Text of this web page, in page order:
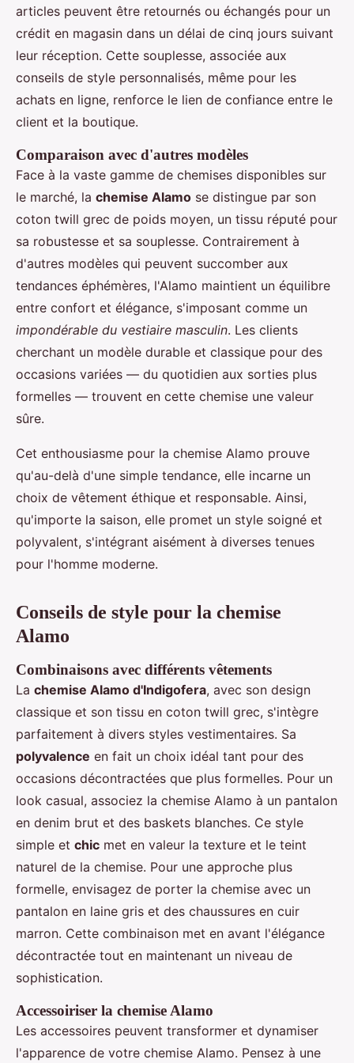
articles peuvent être retournés ou échangés pour un
crédit en magasin dans un délai de cinq jours suivant
leur réception. Cette souplesse, associée aux
conseils de style personnalisés, même pour les
achats en ligne, renforce le lien de confiance entre le
client et la boutique.
Comparaison avec d'autres modèles
Face à la vaste gamme de chemises disponibles sur
le marché, la chemise Alamo se distingue par son
coton twill grec de poids moyen, un tissu réputé pour
sa robustesse et sa souplesse. Contrairement à
d'autres modèles qui peuvent succomber aux
tendances éphémères, l'Alamo maintient un équilibre
entre confort et élégance, s'imposant comme un
impondérable du vestiaire masculin. Les clients
cherchant un modèle durable et classique pour des
occasions variées — du quotidien aux sorties plus
formelles — trouvent en cette chemise une valeur
sûre.
Cet enthousiasme pour la chemise Alamo prouve
qu'au-delà d'une simple tendance, elle incarne un
choix de vêtement éthique et responsable. Ainsi,
qu'importe la saison, elle promet un style soigné et
polyvalent, s'intégrant aisément à diverses tenues
pour l'homme moderne.
Conseils de style pour la chemise
Alamo
Combinaisons avec différents vêtements
La chemise Alamo d'Indigofera, avec son design
classique et son tissu en coton twill grec, s'intègre
parfaitement à divers styles vestimentaires. Sa
polyvalence en fait un choix idéal tant pour des
occasions décontractées que plus formelles. Pour un
look casual, associez la chemise Alamo à un pantalon
en denim brut et des baskets blanches. Ce style
simple et chic met en valeur la texture et le teint
naturel de la chemise. Pour une approche plus
formelle, envisagez de porter la chemise avec un
pantalon en laine gris et des chaussures en cuir
marron. Cette combinaison met en avant l'élégance
décontractée tout en maintenant un niveau de
sophistication.
Accessoiriser la chemise Alamo
Les accessoires peuvent transformer et dynamiser
l'apparence de votre chemise Alamo. Pensez à une